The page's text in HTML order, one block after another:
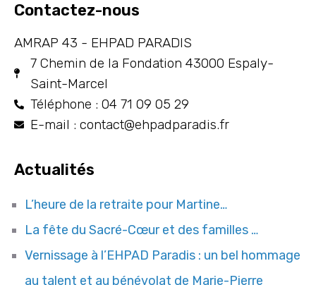
Contactez-nous
AMRAP 43 - EHPAD PARADIS
7 Chemin de la Fondation 43000 Espaly-
Saint-Marcel
Téléphone : 04 71 09 05 29
E-mail : contact@ehpadparadis.fr
Actualités
L’heure de la retraite pour Martine…
La fête du Sacré-Cœur et des familles …
Vernissage à l’EHPAD Paradis : un bel hommage
au talent et au bénévolat de Marie-Pierre